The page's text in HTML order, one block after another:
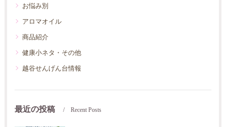
お悩み別
アロマオイル
商品紹介
健康小ネタ・その他
越谷せんげん台情報
最近の投稿 Recent Posts